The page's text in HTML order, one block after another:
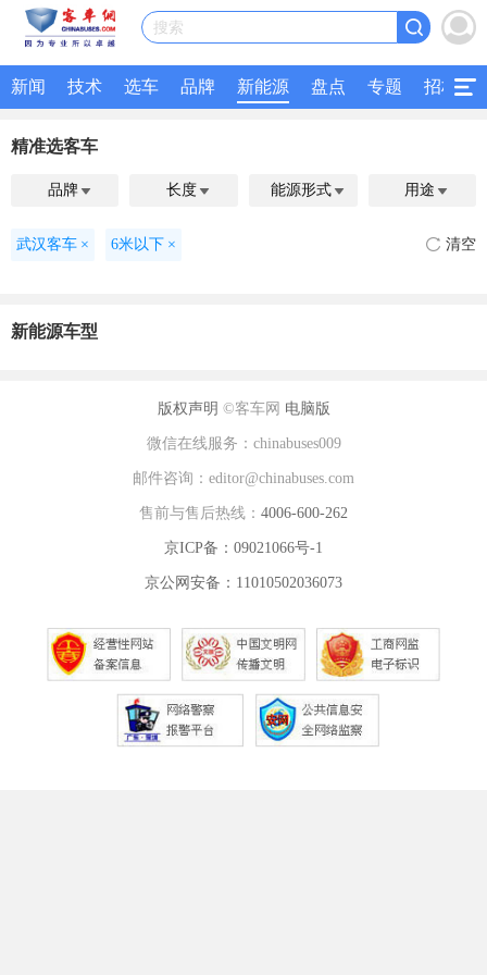
搜索
新闻 技术 选车 品牌 新能源 盘点 专题 招标
精准选客车
品牌 长度 能源形式 用途 
武汉客车 × 6米以下 × 清空
新能源车型
版权声明 ©客车网 电脑版
微信在线服务：chinabuses009
邮件咨询：editor@chinabuses.com
售前与售后热线： 4006-600-262
京ICP备：09021066号-1
京公网安备：11010502036073